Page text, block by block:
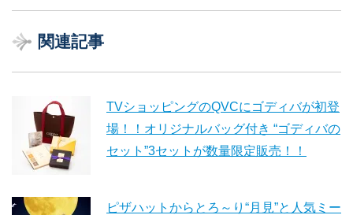
関連記事
TVショッピングのQVCにゴディバが初登
場！！オリジナルバッグ付き “ゴディバの
セット”3セットが数量限定販売！！
ピザハットからとろ～り“月見”と人気ミー